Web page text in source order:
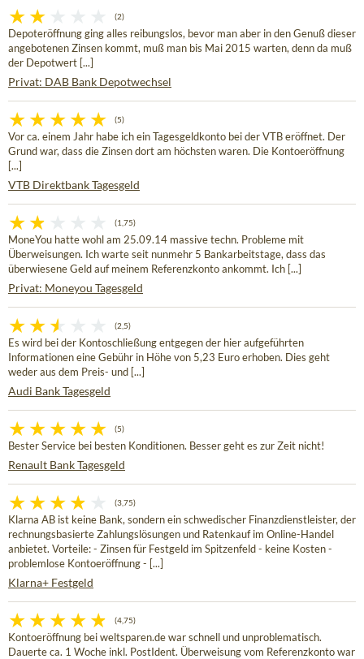
(2)
Depoteröffnung ging alles reibungslos, bevor man aber in den Genuß dieser
angebotenen Zinsen kommt, muß man bis Mai 2015 warten, denn da muß
der Depotwert [...]
Privat: DAB Bank Depotwechsel
(5)
Vor ca. einem Jahr habe ich ein Tagesgeldkonto bei der VTB eröffnet. Der
Grund war, dass die Zinsen dort am höchsten waren. Die Kontoeröffnung
[...]
VTB Direktbank Tagesgeld
(1,75)
MoneYou hatte wohl am 25.09.14 massive techn. Probleme mit
Überweisungen. Ich warte seit nunmehr 5 Bankarbeitstage, dass das
überwiesene Geld auf meinem Referenzkonto ankommt. Ich [...]
Privat: Moneyou Tagesgeld
(2,5)
Es wird bei der Kontoschließung entgegen der hier aufgeführten
Informationen eine Gebühr in Höhe von 5,23 Euro erhoben. Dies geht
weder aus dem Preis- und [...]
Audi Bank Tagesgeld
(5)
Bester Service bei besten Konditionen. Besser geht es zur Zeit nicht!
Renault Bank Tagesgeld
(3,75)
Klarna AB ist keine Bank, sondern ein schwedischer Finanzdienstleister, der
rechnungsbasierte Zahlungslösungen und Ratenkauf im Online-Handel
anbietet. Vorteile: - Zinsen für Festgeld im Spitzenfeld - keine Kosten -
problemlose Kontoeröffnung - [...]
Klarna+ Festgeld
(4,75)
Kontoeröffnung bei weltsparen.de war schnell und unproblematisch.
Dauerte ca. 1 Woche inkl. PostIdent. Überweisung vom Referenzkonto war